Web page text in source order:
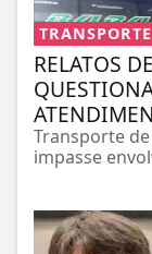
RELATOS
Transporte
impasse